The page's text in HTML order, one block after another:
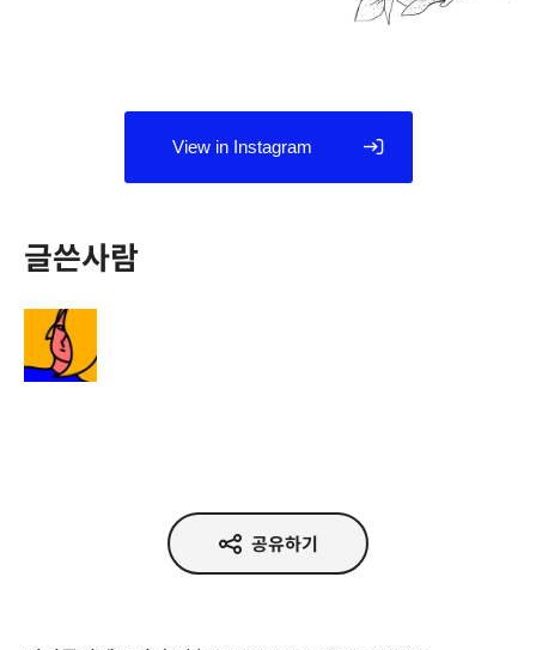
View in Instagram
글쓴사람
정다운
공유하기